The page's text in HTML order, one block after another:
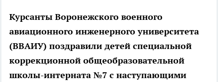
Курсанты Воронежского военного
авиационного инженерного университета
(ВВАИУ) поздравили детей специальной
коррекционной общеобразовательной
школы-интерната №7 с наступающими